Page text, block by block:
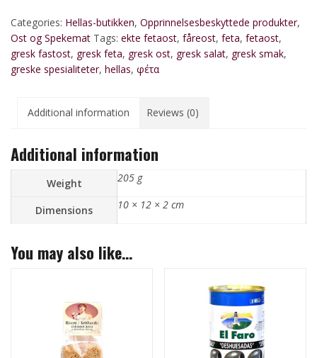
gresk
fetaost
quantity
Categories: Hellas-butikken, Opprinnelsesbeskyttede produkter,
Ost og Spekemat Tags: ekte fetaost, fåreost, feta, fetaost,
gresk fastost, gresk feta, gresk ost, gresk salat, gresk smak,
greske spesialiteter, hellas, φέτα
Additional information Reviews (0)
Additional information
Weight 205 g
Dimensions 10 × 12 × 2 cm
You may also like…